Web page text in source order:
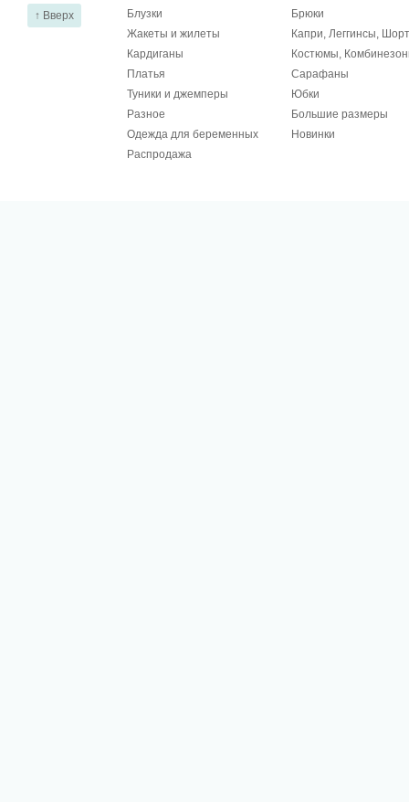
↑ Вверх Блузки
Брюки
Жакеты и жилеты
Капри, Леггинсы,
Кардиганы
Костюмы,
Платья
Сарафаны
Туники и джемперы
Юбки
Разное
Большие размеры
Одежда для беременных
Новинки
Распродажа